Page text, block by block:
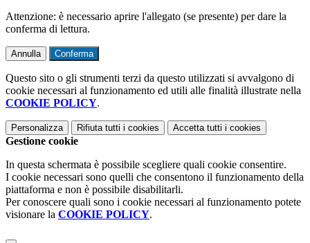
Attenzione: è necessario aprire l'allegato (se presente) per dare la
conferma di lettura.
Annulla Conferma
Questo sito o gli strumenti terzi da questo utilizzati si avvalgono di
cookie necessari al funzionamento ed utili alle finalità illustrate nella
COOKIE POLICY.
Personalizza Rifiuta tutti i cookies Accetta tutti i cookies
Gestione cookie
In questa schermata è possibile scegliere quali cookie consentire.
I cookie necessari sono quelli che consentono il funzionamento della
piattaforma e non è possibile disabilitarli.
Per conoscere quali sono i cookie necessari al funzionamento potete
visionare la COOKIE POLICY.